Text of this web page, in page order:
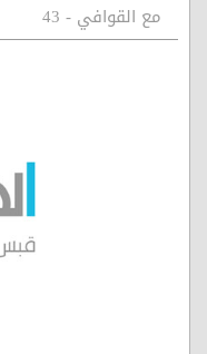
مع القوافي - 43